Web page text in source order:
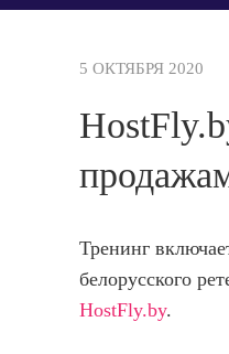
5 ОКТЯБРЯ 2020
Тренинг
белорусского
HostFly.by.